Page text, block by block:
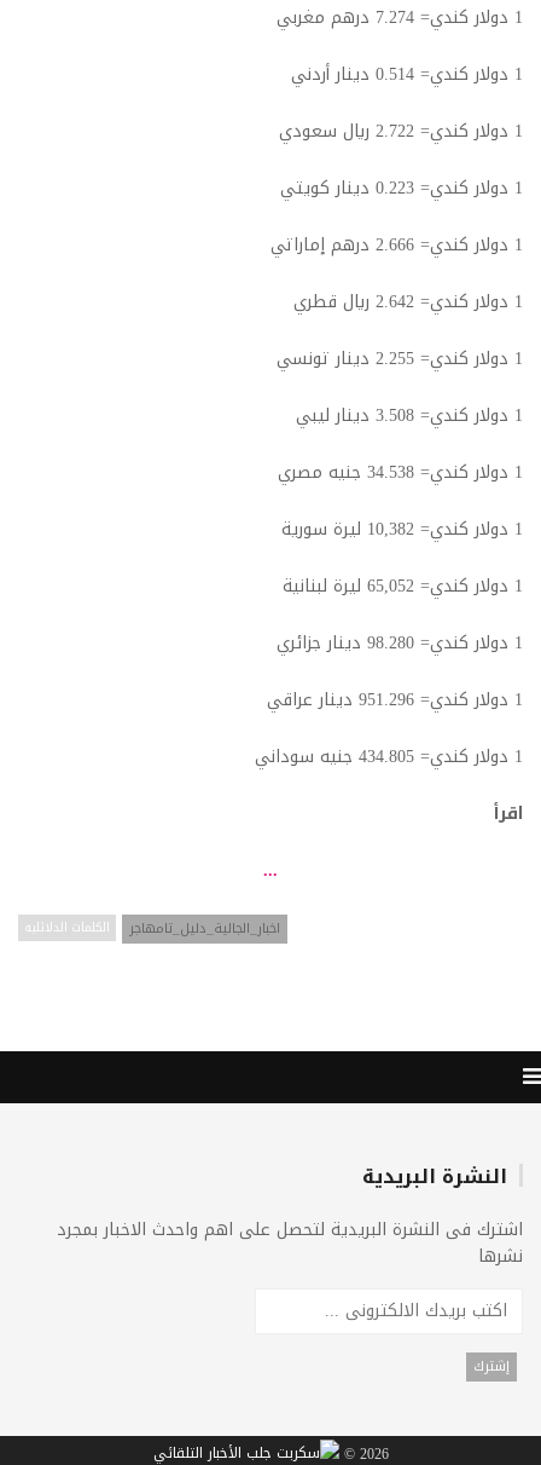
1 دولار كندي= 7.274 درهم مغربي
1 دولار كندي= 0.514 دينار أردني
1 دولار كندي= 2.722 ريال سعودي
1 دولار كندي= 0.223 دينار كويتي
1 دولار كندي= 2.666 درهم إماراتي
1 دولار كندي= 2.642 ريال قطري
1 دولار كندي= 2.255 دينار تونسي
1 دولار كندي= 3.508 دينار ليبي
1 دولار كندي= 34.538 جنيه مصري
1 دولار كندي= 10,382 ليرة سورية
1 دولار كندي= 65,052 ليرة لبنانية
1 دولار كندي= 98.280 دينار جزائري
1 دولار كندي= 951.296 دينار عراقي
1 دولار كندي= 434.805 جنيه سوداني
اقرأ
...
الكلمات الدلائليه اخبار_الجالية_دليل_تامهاجر
النشرة البريدية
اشترك فى النشرة البريدية لتحصل على اهم واحدث الاخبار بمجرد
نشرها
2026 ©